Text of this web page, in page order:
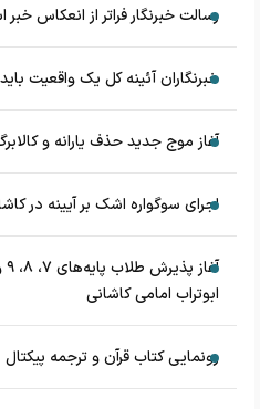
رسالت خبرنگار فراتر از انعکاس
خبرنگاران آئینه کل یک واقعیت
آغاز موج جدید حذف یارانه و
اجرای سوگواره اشک بر آیینه در
ابوتراب امامی کاشانی
رونمایی کتاب قرآن و ترجمه پیکتال